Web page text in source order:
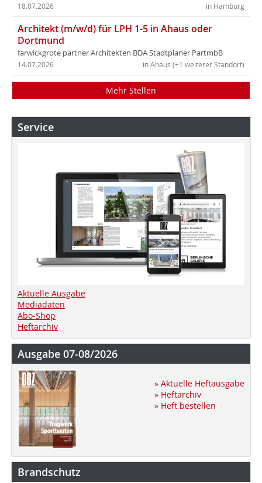
in Hamburg
18.07.2026
Architekt (m/w/d) für LPH 1-5 in Ahaus oder
Dortmund
farwickgrote partner Architekten BDA Stadtplaner PartmbB
in Ahaus (+1 weiterer Standort)
14.07.2026
Mehr Stellen
Service
Aktuelle Ausgabe
Mediadaten
Abo-Shop
Heftarchiv
Ausgabe 07-08/2026
» Aktuelle Heftausgabe
» Heftarchiv
» Heft bestellen
Brandschutz